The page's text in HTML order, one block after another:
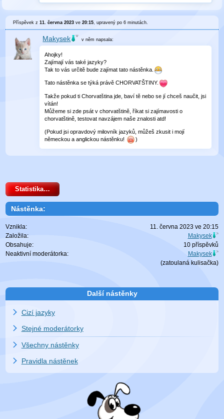
Příspěvek z11. června 2023 ve20:15, upravenýpo 6 minutách.
Makysek v něm napsala:
Ahojky!
Zajímají vás také jazyky?
Tak to vás určitě bude zajímat tato nástěnka.
Tato nástěnka se týká právě CHORVATŠTINY.
Takže pokud ti Chorvatština jde, baví tě nebo se jí chceš naučit, jsi
vítán!
Můžeme si zde psát v chorvatštině, říkat si zajímavosti o
chorvatštině, testovat navzájem naše znalosti atd!
(Pokud jsi opravdový milovník jazyků, můžeš zkusit i mojí
německou a anglickou nástěnku!
)
Statistika…
Nástěnka:
Vznikla:
11. června 2023 ve 20:15
Založila:
Makysek
Obsahuje:
10 příspěvků
Neaktivní moderátorka:
Makysek
(zatoulaná kulisačka)
Další nástěnky
Cizí jazyky
Stejné moderátorky
Všechny nástěnky
Pravidla nástěnek